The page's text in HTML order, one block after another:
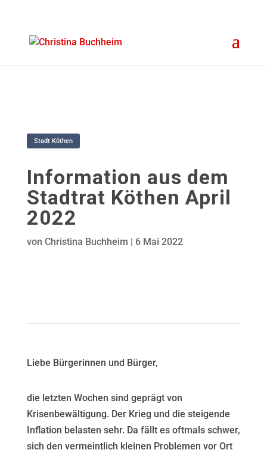
Stadt Köthen
Information aus dem
Stadtrat Köthen April
2022
von Christina Buchheim | 6 Mai 2022
Liebe Bürgerinnen und Bürger,
die letzten Wochen sind geprägt von
Krisenbewältigung. Der Krieg und die steigende
Inflation belasten sehr. Da fällt es oftmals schwer,
sich den vermeintlich kleinen Problemen vor Ort